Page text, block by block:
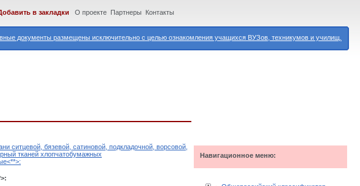
документы размещены исключительно с целью ознакомления учащихся ВУЗов, техникумов и училищ.
в закладки О проекте Партнеры Контакты
ситцевой, бязевой, сатиновой, подкладочной, ворсовой,
тканей хлопчатобумажных
Навигационное меню: